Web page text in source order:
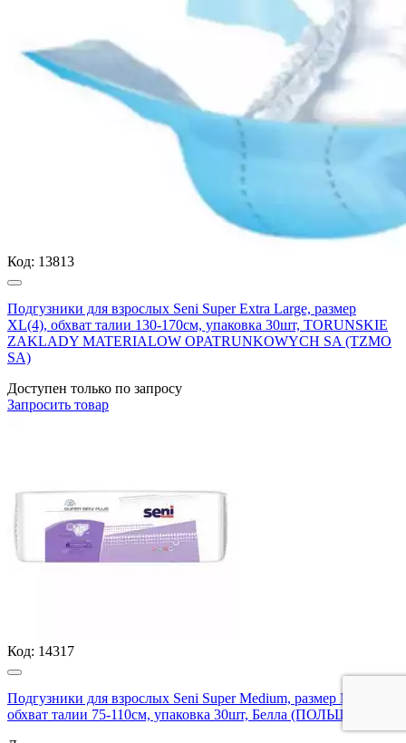
Код: 13813
Подгузники для взрослых Seni Super Extra Large, размер
XL(4), обхват талии 130-170см, упаковка 30шт, TORUNSKIE
ZAKLADY MATERIALOW OPATRUNKOWYCH SA (TZMO
SA)
Доступен только по запросу
Запросить товар
Код: 14317
Подгузники для взрослых Seni Super Medium, размер М(2),
обхват талии 75-110см, упаковка 30шт, Белла (ПОЛЬША)